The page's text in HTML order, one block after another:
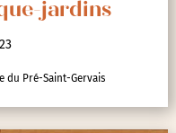
jardins
du Pré-Saint-Gervais